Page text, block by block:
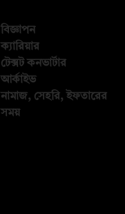
বিজ্ঞাপন
ক্যারিয়ার
টেক্সট কনভার্টার
আর্কাইভ
নামাজ, সেহরি, ইফতারের
সময়